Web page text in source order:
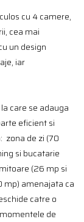
cu 4 camere,
cea mai
un design
iar
care se adauga
eficient si
zona de zi (70
si bucatarie
(26 mp si
mp) amenajata ca
catre o
de